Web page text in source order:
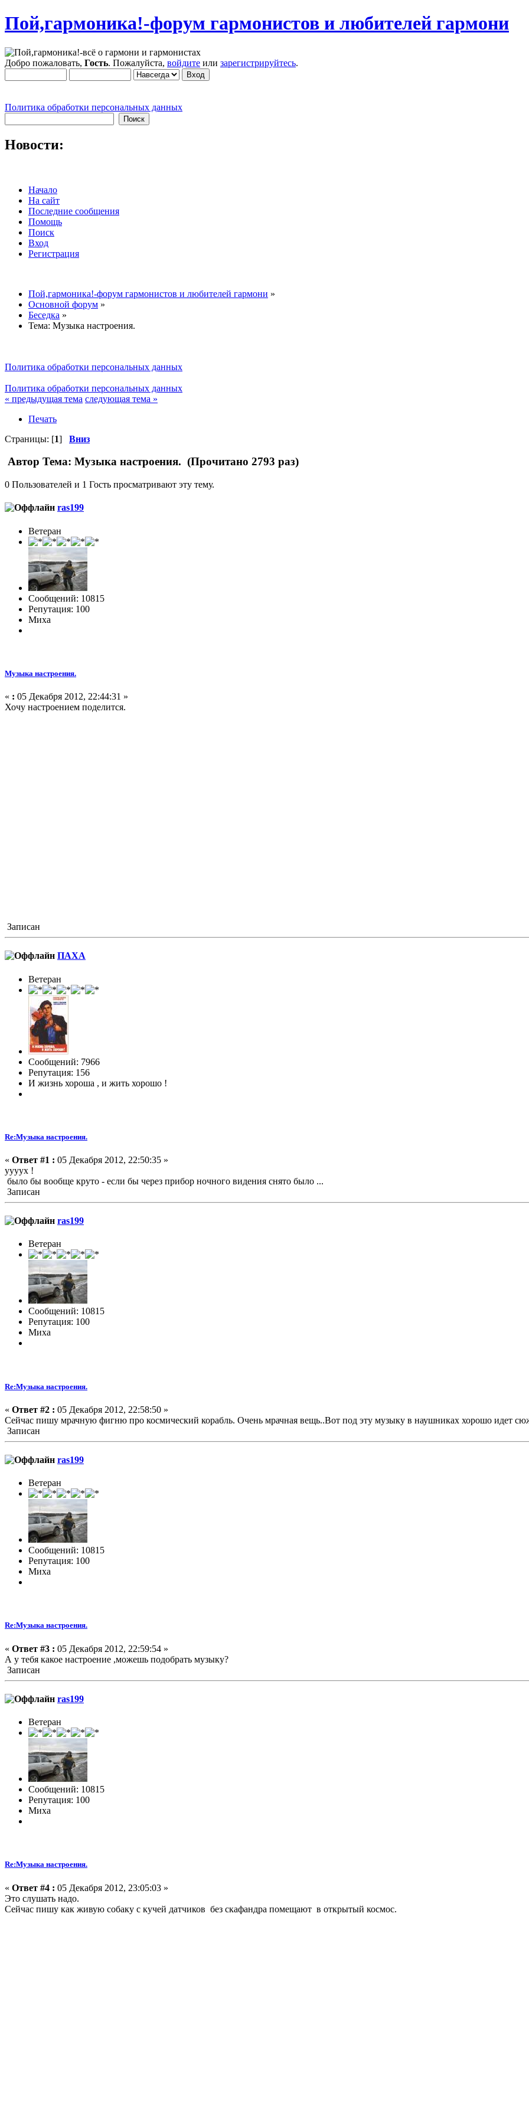
Пой,гармоника!-форум гармонистов и любителей гармони
Добро пожаловать, Гость. Пожалуйста, войдите или зарегистрируйтесь.
Политика обработки персональных данных
Новости:
Начало
На сайт
Последние сообщения
Помощь
Поиск
Вход
Регистрация
Пой,гармоника!-форум гармонистов и любителей гармони »
Основной форум »
Беседка »
Тема: Музыка настроения.
Политика обработки персональных данных
Политика обработки персональных данных
« предыдущая тема следующая тема »
Печать
Страницы: [1] Вниз
Автор Тема: Музыка настроения. (Прочитано 2793 раз)
0 Пользователей и 1 Гость просматривают эту тему.
ras199
Ветеран
Сообщений: 10815
Репутация: 100
Миха
Музыка настроения.
« : 05 Декабря 2012, 22:44:31 »
Хочу настроением поделится.
Записан
ПАХА
Ветеран
Сообщений: 7966
Репутация: 156
И жизнь хороша , и жить хорошо !
Re:Музыка настроения.
« Ответ #1 : 05 Декабря 2012, 22:50:35 »
уууух !
было бы вообще круто - если бы через прибор ночного видения снято было ...
Записан
ras199
Ветеран
Сообщений: 10815
Репутация: 100
Миха
Re:Музыка настроения.
« Ответ #2 : 05 Декабря 2012, 22:58:50 »
Сейчас пишу мрачную фигню про космический корабль. Очень мрачная вещь..Вот под эту музыку в наушниках хорошо идет
Записан
ras199
Ветеран
Сообщений: 10815
Репутация: 100
Миха
Re:Музыка настроения.
« Ответ #3 : 05 Декабря 2012, 22:59:54 »
А у тебя какое настроение ,можешь подобрать музыку?
Записан
ras199
Ветеран
Сообщений: 10815
Репутация: 100
Миха
Re:Музыка настроения.
« Ответ #4 : 05 Декабря 2012, 23:05:03 »
Это слушать надо.
Сейчас пишу как живую собаку с кучей датчиков без скафандра помещают в открытый космос.